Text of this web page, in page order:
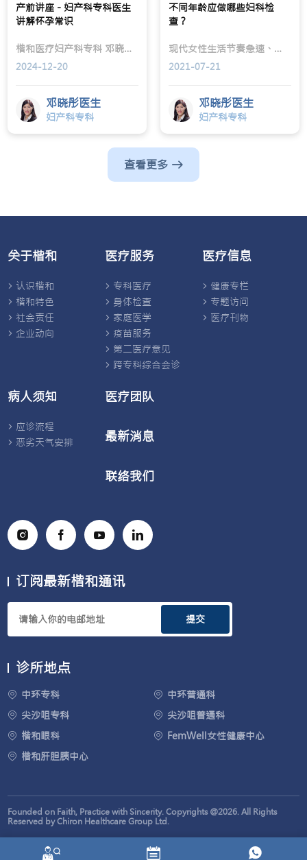
产前讲座 - 妇产科专科医生
讲解怀孕常识
楷和医疗妇产科专科 邓晓彤医生 于产前讲座中，向众多准妈妈讲解怀孕常识，包括孕妇需要的营养、饮食上的禁忌、常见孕期的不适、分娩征兆、剖腹产和顺产的分别及好处、产前产后情绪健康等，在座的准妈妈和爸爸都获益良多！
2024-12-20
邓晓彤医生
妇产科专科
不同年龄应做哪些妇科检
查？
现代女性生活节奏急速、压力大，易有各式各样健康问题；临近母亲节，当然要关注妈妈的健康状况！妈妈为家庭辛劳付出大半生，她们渐渐步入老年，身体或多或少出现病痛，作为子女应留意哪些征状、带她们做哪些检查呢？
2021-07-21
邓晓彤医生
妇产科专科
查看更多
关于楷和
认识楷和
楷和特色
社会责任
企业动向
医疗服务
专科医疗
身体检查
家庭医学
疫苗服务
第二医疗意见
跨专科综合会诊
医疗信息
健康专栏
专题访问
医疗刊物
病人须知
应诊流程
恶劣天气安排
医疗团队
最新消息
联络我们
订阅最新楷和通讯
提交
诊所地点
中环专科
中环普通科
尖沙咀专科
尖沙咀普通科
楷和眼科
FemWell女性健康中心
楷和肝胆胰中心
Founded on Faith, Practice with Sincerity. Copyrights @2026. All Rights
Reserved by Chiron Healthcare Group Ltd.